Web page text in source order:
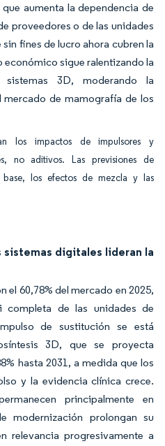
aumenta la dependencia de
proveedores o de las unidades
fines de lucro ahora cubren la
económico sigue ralentizando la
3D, moderando la
de mamografía de los
los impactos de impulsores y
no aditivos. Las previsiones de
los efectos de mezcla y las
digitales lideran la
el 60,78% del mercado en 2025,
de las unidades de
de sustitución se está
3D, que se proyecta
hasta 2031, a medida que los
y la evidencia clínica crece.
principalmente en
modernización prolongan su
relevancia progresivamente a